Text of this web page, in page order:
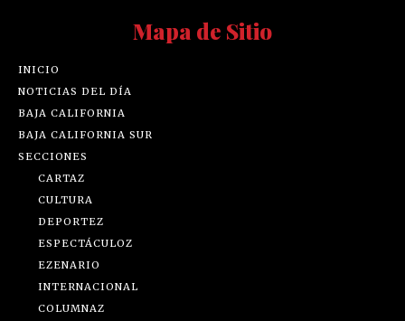
Mapa de Sitio
INICIO
NOTICIAS DEL DÍA
BAJA CALIFORNIA
BAJA CALIFORNIA SUR
SECCIONES
CARTAZ
CULTURA
DEPORTEZ
ESPECTÁCULOZ
EZENARIO
INTERNACIONAL
COLUMNAZ